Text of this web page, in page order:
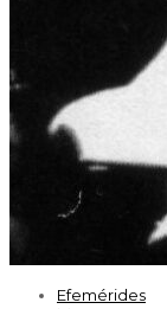
Efemérides